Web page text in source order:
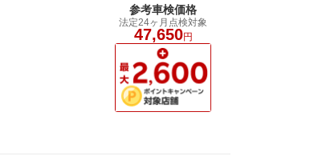
参考車検価格
法定24ヶ月点検対象
47,650円